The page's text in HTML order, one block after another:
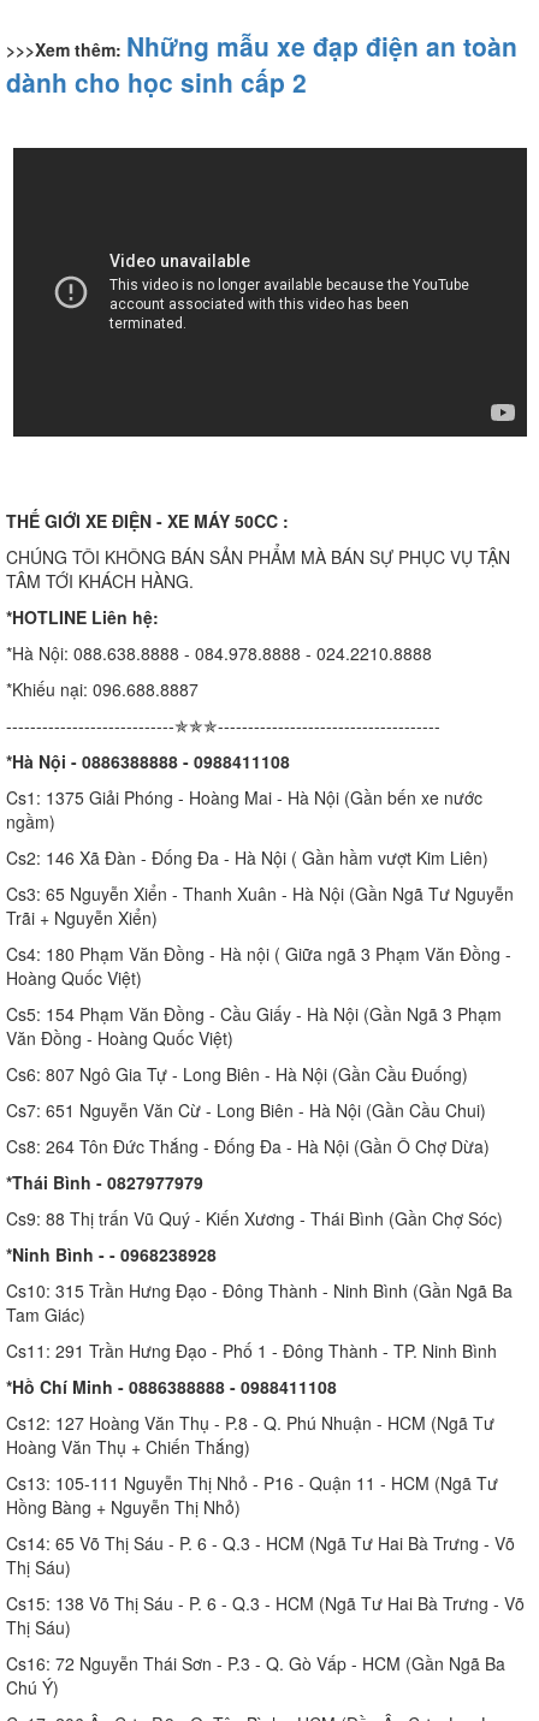
>>>Xem thêm: Những mẫu xe đạp điện an toàn
dành cho học sinh cấp 2
THẾ GIỚI XE ĐIỆN - XE MÁY 50CC :
CHÚNG TÔI KHÔNG BÁN SẢN PHẨM MÀ BÁN SỰ PHỤC VỤ TẬN
TÂM TỚI KHÁCH HÀNG.
*HOTLINE Liên hệ:
*Hà Nội: 088.638.8888 - 084.978.8888 - 024.2210.8888
*Khiếu nại: 096.688.8887
----------------------------✯✯✯-------------------------------------
*Hà Nội - 0886388888 - 0988411108
Cs1: 1375 Giải Phóng - Hoàng Mai - Hà Nội (Gần bến xe nước
ngầm)
Cs2: 146 Xã Đàn - Đống Đa - Hà Nội ( Gần hầm vượt Kim Liên)
Cs3: 65 Nguyễn Xiển - Thanh Xuân - Hà Nội (Gần Ngã Tư Nguyễn
Trãi + Nguyễn Xiển)
Cs4: 180 Phạm Văn Đồng - Hà nội ( Giữa ngã 3 Phạm Văn Đồng -
Hoàng Quốc Việt)
Cs5: 154 Phạm Văn Đồng - Cầu Giấy - Hà Nội (Gần Ngã 3 Phạm
Văn Đồng - Hoàng Quốc Việt)
Cs6: 807 Ngô Gia Tự - Long Biên - Hà Nội (Gần Cầu Đuống)
Cs7: 651 Nguyễn Văn Cừ - Long Biên - Hà Nội (Gần Cầu Chui)
Cs8: 264 Tôn Đức Thắng - Đống Đa - Hà Nội (Gần Ô Chợ Dừa)
*Thái Bình - 0827977979
Cs9: 88 Thị trấn Vũ Quý - Kiến Xương - Thái Bình (Gần Chợ Sóc)
*Ninh Bình - - 0968238928
Cs10: 315 Trần Hưng Đạo - Đông Thành - Ninh Bình (Gần Ngã Ba
Tam Giác)
Cs11: 291 Trần Hưng Đạo - Phố 1 - Đông Thành - TP. Ninh Bình
*Hồ Chí Minh - 0886388888 - 0988411108
Cs12: 127 Hoàng Văn Thụ - P.8 - Q. Phú Nhuận - HCM (Ngã Tư
Hoàng Văn Thụ + Chiến Thắng)
Cs13: 105-111 Nguyễn Thị Nhỏ - P16 - Quận 11 - HCM (Ngã Tư
Hồng Bàng + Nguyễn Thị Nhỏ)
Cs14: 65 Võ Thị Sáu - P. 6 - Q.3 - HCM (Ngã Tư Hai Bà Trưng - Võ
Thị Sáu)
Cs15: 138 Võ Thị Sáu - P. 6 - Q.3 - HCM (Ngã Tư Hai Bà Trưng - Võ
Thị Sáu)
Cs16: 72 Nguyễn Thái Sơn - P.3 - Q. Gò Vấp - HCM (Gần Ngã Ba
Chú Ý)